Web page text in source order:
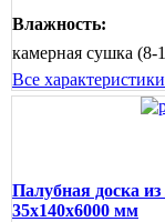
Влажность:
камерная сушка (8-
Все
Палубная доска
35x140x6000 мм